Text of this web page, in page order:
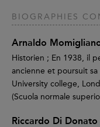
BIOGRAPHIES
Arnaldo
Historien ; En 1938, il
ancienne et poursuit
University college,
(Scuola normale
Riccardo Di Donato